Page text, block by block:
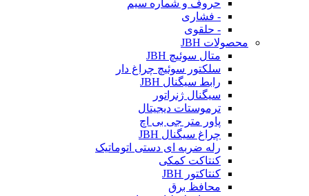
حروف و شماره سیم
- فشاری
- حلقوی
محصولات JBH
متال سوئیچ JBH
سلکتور سوئیچ چراغ دار
رابط سیگنال JBH
سیگنال ژنراتور
ترموستات دیجیتال
پاور متر جی بی اچ
چراغ سیگنال JBH
رله ضربه ای دستی اتوماتیک
کنتاکت کمکی
کنتاکتور JBH
محافظ برق